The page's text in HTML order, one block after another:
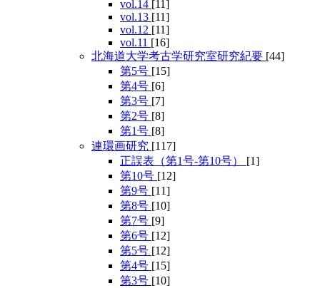
vol.14 [11]
vol.13 [11]
vol.12 [11]
vol.11 [16]
北海道大学考古学研究室研究紀要 [44]
第5号 [15]
第4号 [6]
第3号 [7]
第2号 [8]
第1号 [8]
連環画研究 [117]
正誤表（第1号-第10号） [1]
第10号 [12]
第9号 [11]
第8号 [10]
第7号 [9]
第6号 [12]
第5号 [12]
第4号 [15]
第3号 [10]